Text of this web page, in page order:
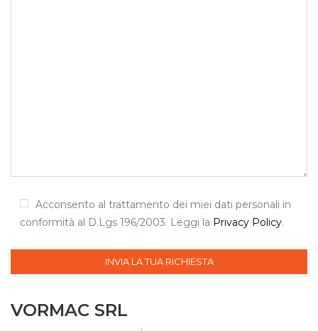
Acconsento al trattamento dei miei dati personali in
conformità al D.Lgs 196/2003. Leggi la Privacy Policy.
VORMAC SRL